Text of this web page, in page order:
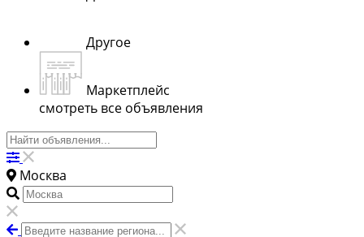
Другое
Маркетплейс
смотреть все объявления
Москва